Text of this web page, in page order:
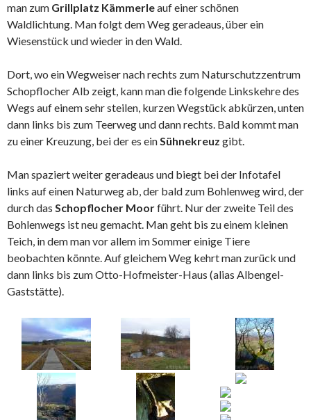
man zum Grillplatz Kämmerleauf einer schönen
Waldlichtung. Man folgt dem Weg geradeaus, über ein
Wiesenstück und wieder in den Wald.
Dort, wo ein Wegweiser nach rechts zum Naturschutzzentrum
Schopflocher Alb zeigt, kann man die folgende Linkskehre des
Wegs auf einem sehr steilen, kurzen Wegstück abkürzen, unten
dann links bis zum Teerweg und dann rechts. Bald kommt man
zu einer Kreuzung, bei der es einSühnekreuz gibt.
Man spaziert weiter geradeaus und biegt bei der Infotafel
links auf einen Naturweg ab, der bald zum Bohlenweg wird, der
durch das Schopflocher Moorführt. Nur der zweite Teil des
Bohlenwegs ist neu gemacht. Man geht bis zu einem kleinen
Teich, in dem man vor allem im Sommer einige Tiere
beobachten könnte. Auf gleichem Weg kehrt man zurück und
dann links bis zum Otto-Hofmeister-Haus (alias Albengel-
Gaststätte).